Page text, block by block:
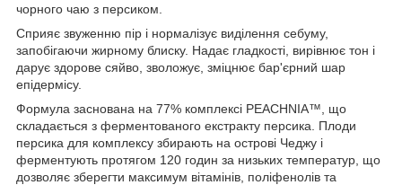
чорного чаю з персиком.
Сприяє звуженню пір і нормалізує виділення себуму,
запобігаючи жирному блиску. Надає гладкості, вирівнює тон і
дарує здорове сяйво, зволожує, зміцнює бар'єрний шар
епідермісу.
Формула заснована на 77% комплексі PEACHNIA™, що
складається з ферментованого екстракту персика. Плоди
персика для комплексу збирають на острові Чеджу і
ферментують протягом 120 годин за низьких температур, що
дозволяє зберегти максимум вітамінів, поліфенолів та